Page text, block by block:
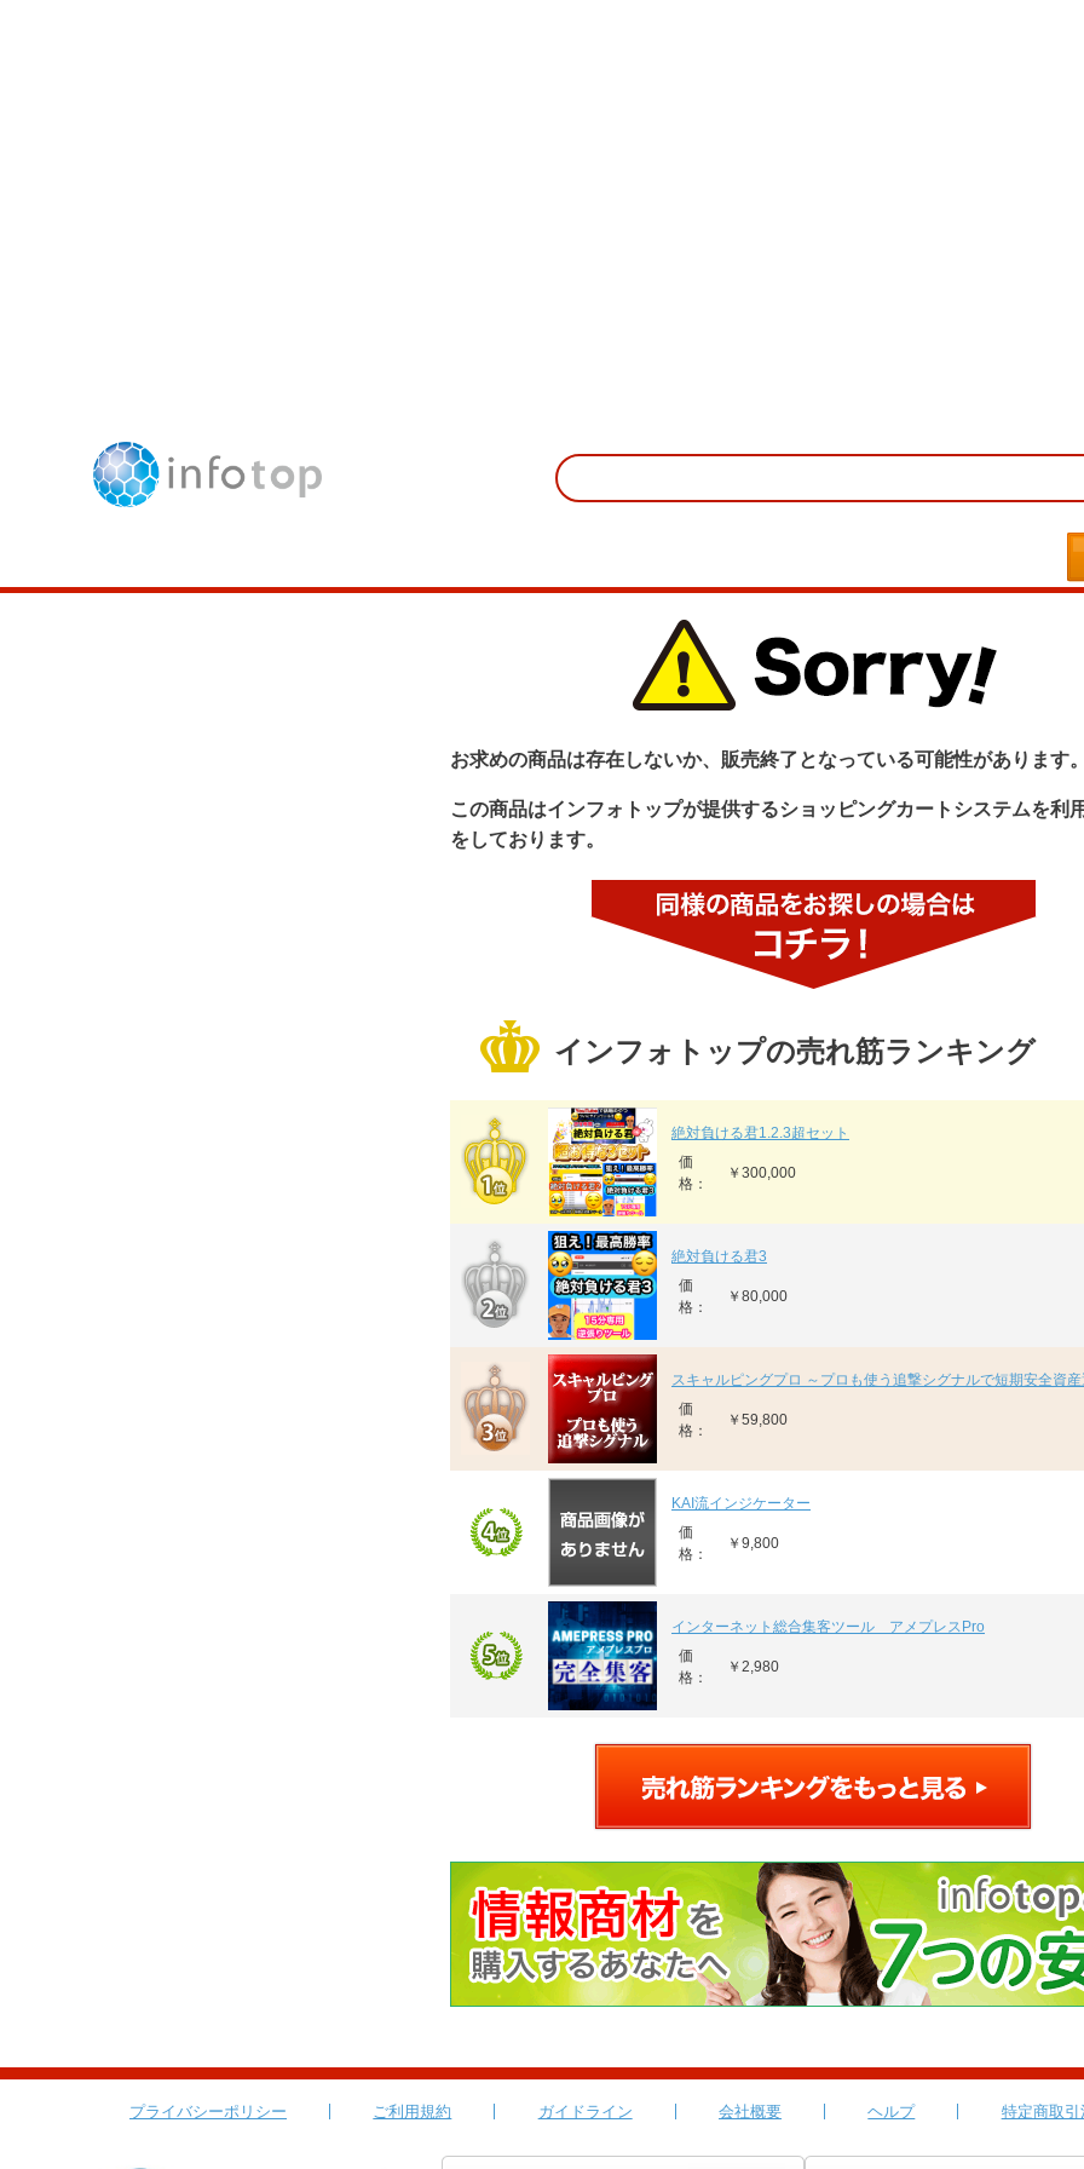
お求めの商品は存在しないか、販売終了となっている可能性があります
この商品はインフォトップが提供するショッピングカートシステムを利
をしております。
インフォトップの売れ筋ランキング
絶対負ける君1.2.3超セット
価
格：
￥300,000
絶対負ける君3
価
格：
￥80,000
スキャルピングプロ ～プロも使う追撃シグナルで短期安全資
価
格：
￥59,800
KAI流インジケーター
価
格：
￥9,800
インターネット総合集客ツール アメプレスPro
価
格：
￥2,980
プライバシーポリシー ご利用規約 ガイドライン 会社概要 ヘルプ 特定商取